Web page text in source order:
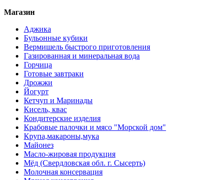
Магазин
Аджика
Бульонные кубики
Вермишель быстрого приготовления
Газированная и минеральная вода
Горчица
Готовые завтраки
Дрожжи
Йогурт
Кетчуп и Маринады
Кисель, квас
Кондитерские изделия
Крабовые палочки и мясо "Морской дом"
Крупа,макароны,мука
Майонез
Масло-жировая продукция
Мёд (Свердловская обл. г. Сысерть)
Молочная консервация